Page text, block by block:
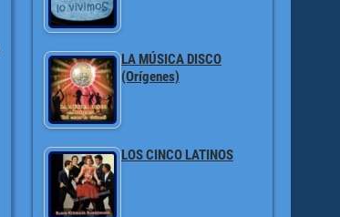
LA MÚSICA DISCO
(Orígenes)
LOS CINCO LATINOS